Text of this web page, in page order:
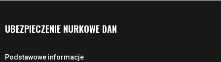
UBEZPIECZENIE NURKOWE DAN
Podstawowe informacje